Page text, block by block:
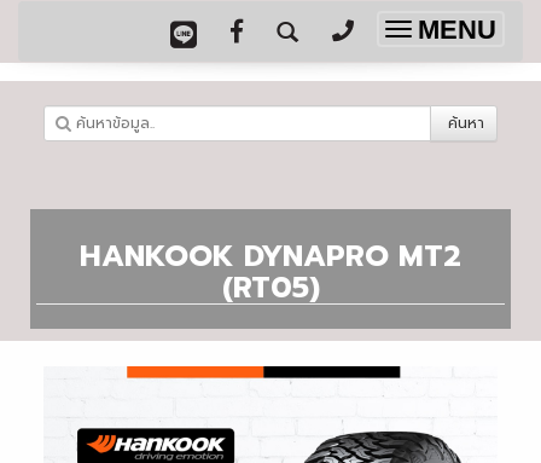
Toggle
navigation
MENU
ค้นหา
HANKOOK DYNAPRO MT2
(RT05)